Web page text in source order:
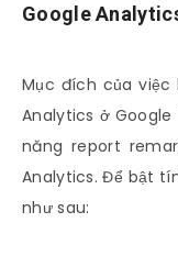
Google
Mục đích của
Analytics ở
năng report
Analytics. Để bật
như sau: